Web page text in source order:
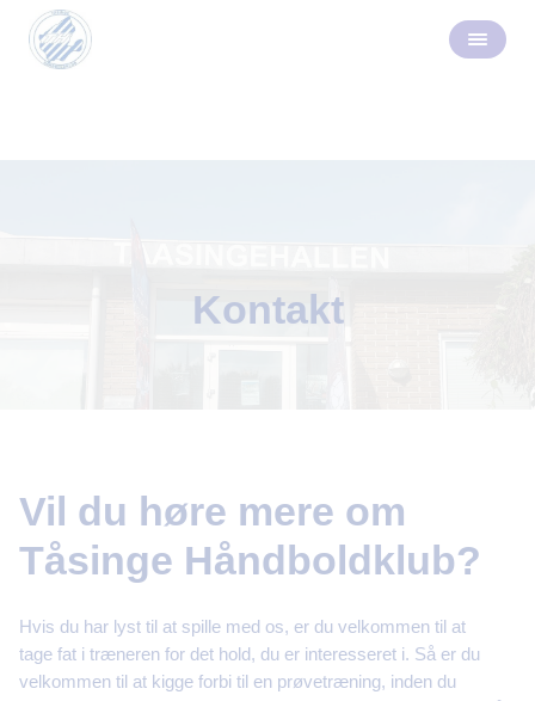
Kontakt
Vil du høre mere om
Tåsinge Håndboldklub?
Hvis du har lyst til at spille med os, er du velkommen til at
tage fat i træneren for det hold, du er interesseret i. Så er du
velkommen til at kigge forbi til en prøvetræning, inden du